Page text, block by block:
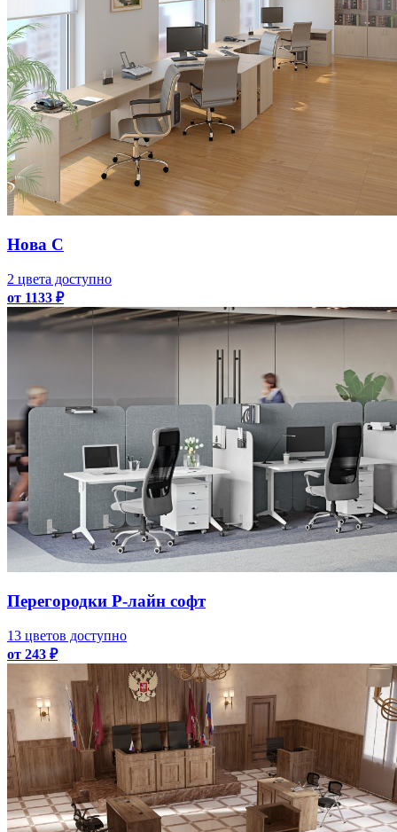
Нова С
2 цвета доступно
от 1133 ₽
Перегородки Р-лайн софт
13 цветов доступно
от 243 ₽